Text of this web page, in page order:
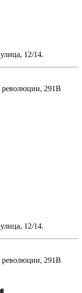
12/14.
революции, 291В
12/14.
революции, 291В